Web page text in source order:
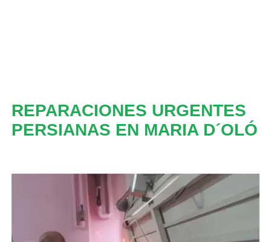
REPARACIONES URGENTES
PERSIANAS EN MARIA D´OLÓ